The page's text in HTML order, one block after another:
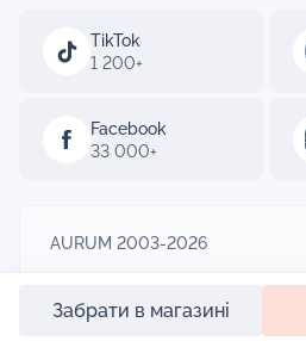
Забрати в магазині
TikTok
1 200+
Facebook
33 000+
AURUM 2003-2026